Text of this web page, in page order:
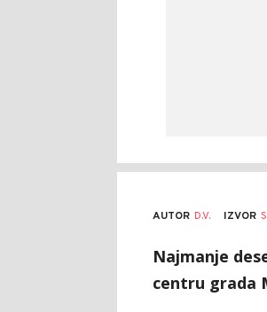
AUTOR D.V. IZVOR
Najmanje
centru grada